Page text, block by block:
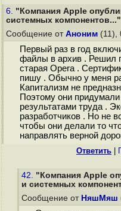
6. "Компания Apple
системных компонентов..."
Сообщение от Аноним (11),
Первый раз в год
файлы в архив . Решил
старая Opera .
пишу . Обычно у меня
Капитализм не
Поэтому они
результатами труда .
разработчиков . Но не
чтобы они делали то
направлять верной
Ответить
42. "Компания Apple
и системных
Сообщение от НяшМяш